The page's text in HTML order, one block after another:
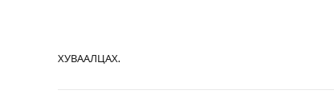
ХУВААЛЦАХ.